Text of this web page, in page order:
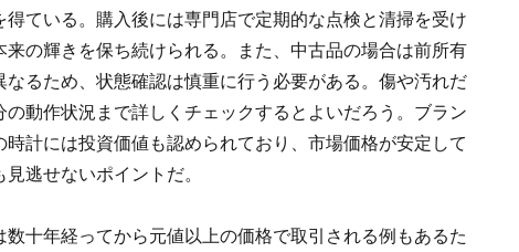
得ている。購入後には専門店で定期的な点検と清掃を受け
来の輝きを保ち続けられる。また、中古品の場合は前所有
るため、状態確認は慎重に行う必要がある。傷や汚れだ
の動作状況まで詳しくチェックするとよいだろう。ブラン
時計には投資価値も認められており、市場価格が安定して
逃せないポイントだ。
十年経ってから元値以上の価格で取引される例もあるた